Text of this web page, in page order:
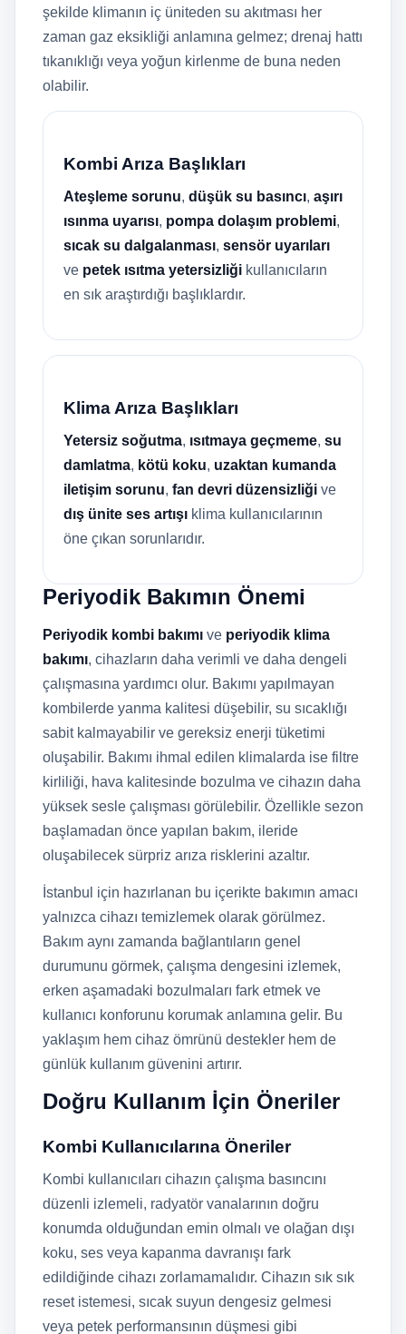
şekilde klimanın iç üniteden su akıtması her
zaman gaz eksikliği anlamına gelmez; drenaj hattı
tıkanıklığı veya yoğun kirlenme de buna neden
olabilir.
Kombi Arıza Başlıkları
Ateşleme sorunu, düşük su basıncı, aşırı
ısınma uyarısı, pompa dolaşım problemi,
sıcak su dalgalanması, sensör uyarıları
ve petek ısıtma yetersizliği kullanıcıların
en sık araştırdığı başlıklardır.
Klima Arıza Başlıkları
Yetersiz soğutma, ısıtmaya geçmeme, su
damlatma, kötü koku, uzaktan kumanda
iletişim sorunu, fan devri düzensizliği ve
dış ünite ses artışı klima kullanıcılarının
öne çıkan sorunlarıdır.
Periyodik Bakımın Önemi
Periyodik kombi bakımı ve periyodik klima
bakımı, cihazların daha verimli ve daha dengeli
çalışmasına yardımcı olur. Bakımı yapılmayan
kombilerde yanma kalitesi düşebilir, su sıcaklığı
sabit kalmayabilir ve gereksiz enerji tüketimi
oluşabilir. Bakımı ihmal edilen klimalarda ise filtre
kirliliği, hava kalitesinde bozulma ve cihazın daha
yüksek sesle çalışması görülebilir. Özellikle sezon
başlamadan önce yapılan bakım, ileride
oluşabilecek sürpriz arıza risklerini azaltır.
İstanbul için hazırlanan bu içerikte bakımın amacı
yalnızca cihazı temizlemek olarak görülmez.
Bakım aynı zamanda bağlantıların genel
durumunu görmek, çalışma dengesini izlemek,
erken aşamadaki bozulmaları fark etmek ve
kullanıcı konforunu korumak anlamına gelir. Bu
yaklaşım hem cihaz ömrünü destekler hem de
günlük kullanım güvenini artırır.
Doğru Kullanım İçin Öneriler
Kombi Kullanıcılarına Öneriler
Kombi kullanıcıları cihazın çalışma basıncını
düzenli izlemeli, radyatör vanalarının doğru
konumda olduğundan emin olmalı ve olağan dışı
koku, ses veya kapanma davranışı fark
edildiğinde cihazı zorlamamalıdır. Cihazın sık sık
reset istemesi, sıcak suyun dengesiz gelmesi
veya petek performansının düşmesi gibi